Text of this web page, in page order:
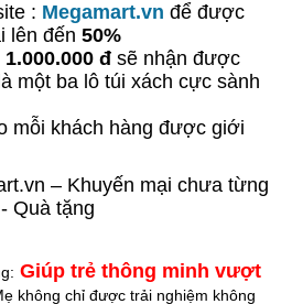
: Megamart.vn để được
lên đến 50%
1.000.000 đ sẽ nhận được
một ba lô túi xách cực sành
mỗi khách hàng được giới
Giúp trẻ thông minh vượt
không chỉ được trải nghiệm không